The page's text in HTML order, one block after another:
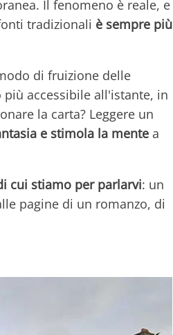
Il fenomeno è reale, e
tradizionali è sempre più
di fruizione delle
accessibile all'istante, in
la carta? Leggere un
e stimola la mente a
cui stiamo per parlarvi: un
pagine di un romanzo, di